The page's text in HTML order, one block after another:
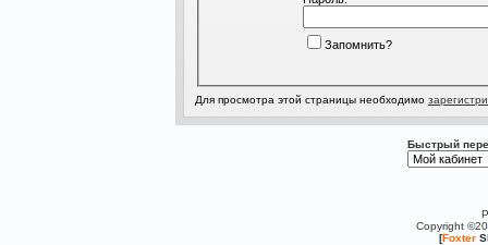
Запомнить?
Для просмотра этой страницы необходимо
Быстрый
Copyright
[Foxter